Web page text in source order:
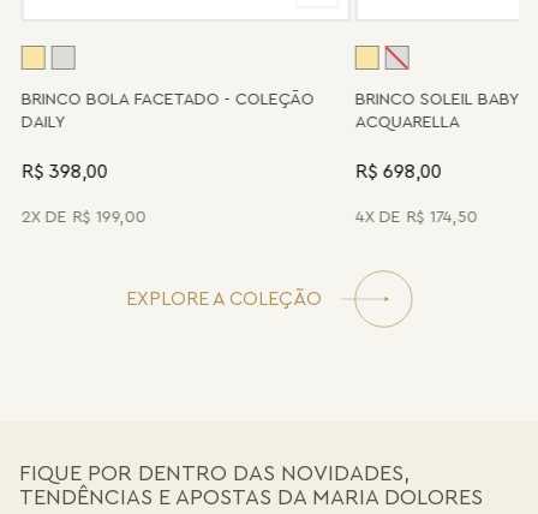
BRINCO BOLA FACETADO - COLEÇÃO
DAILY
R$ 398,00
2 R$ 199,00
BRINCO SOLEIL BABY -
ACQUARELLA
R$ 698,00
4 R$ 174,50
EXPLORE A COLEÇÃO
FIQUE POR DENTRO DAS NOVIDADES,
TENDÊNCIAS E APOSTAS DA MARIA DOLORES